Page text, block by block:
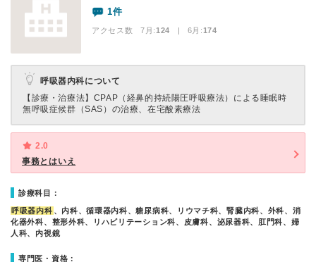
1件
アクセス数 7月:124 | 6月:174
呼吸器内科について
【診療・治療法】 CPAP（経鼻的持続陽圧呼吸療法）による睡眠時
無呼吸症候群（SAS）の治療、在宅酸素療法
2.0
事務とはいえ
診療科目：
呼吸器内科 、内科、循環器内科、糖尿病科、リウマチ科、腎臓内科、外科、消
化器外科、整形外科、リハビリテーション科、皮膚科、泌尿器科、肛門科、婦
人科、内視鏡
専門医・資格：